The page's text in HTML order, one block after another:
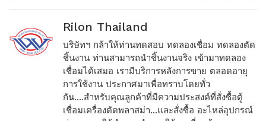
Rilon Thailand
บริษัทฯ กล้าให้ท่านทดสอบ ทดลองเชื่อม ทดลองตัด
ชิ้นงาน ท่านสามารถนำชิ้นงานจริง เข้ามาทดลอง
เชื่อมได้เสมอ เรามีบริการหลังการขาย ตลอดอายุ
การใช้งาน ประกาศมาเพื่อทราบโดยทั่ว
กัน....สำหรับคุณลูกค้าที่มีความประสงค์ที่สั่งซื้อตู้
เชื่อมเครื่องตัดพลาสม่า...และสั่งซื้อ อะไหล่อุปกรณ์